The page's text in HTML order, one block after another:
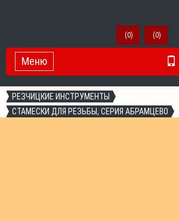
(0) (0)
Toggle Navigation
Меню
РЕЗЧИЦКИЕ ИНСТРУМЕНТЫ
СТАМЕСКИ ДЛЯ РЕЗЬБЫ, СЕРИЯ АБРАМЦЕВО